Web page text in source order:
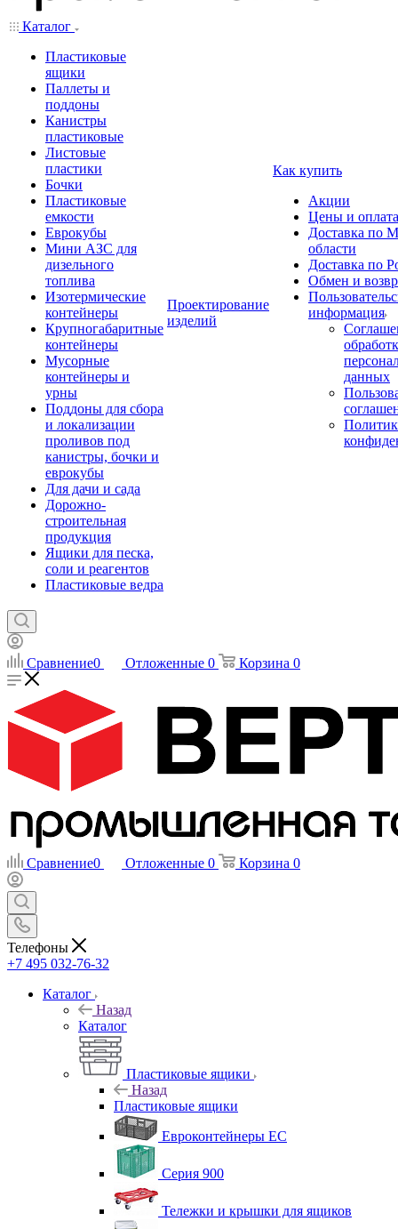
Каталог
Пластиковые
ящики
Паллеты и
поддоны
Канистры
пластиковые
Листовые
пластики
Бочки
Пластиковые
емкости
Еврокубы
Мини АЗС для
дизельного
топлива
Изотермические
контейнеры
Крупногабаритные
контейнеры
Мусорные
контейнеры и
урны
Поддоны для сбора
и локализации
проливов под
канистры, бочки и
еврокубы
Для дачи и сада
Дорожно-
строительная
продукция
Ящики для песка,
соли и реагентов
Пластиковые ведра
Проектирование
изделий
Как купить
Акции
Цены и оплата
Доставка по
области
Доставка по
Обмен и
информация
данных
Сравнение0 Отложенные 0 Корзина 0
Сравнение0 Отложенные 0 Корзина 0
Телефоны
+7 495 032-76-32
Каталог
Назад
Каталог
Пластиковые ящики
Назад
Пластиковые ящики
Евроконтейнеры ЕС
Серия 900
Тележки и крышки для ящиков